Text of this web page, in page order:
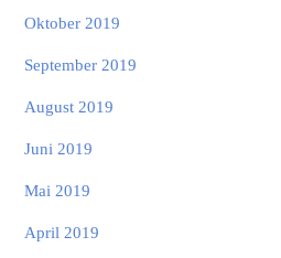
Oktober 2019
September 2019
August 2019
Juni 2019
Mai 2019
April 2019